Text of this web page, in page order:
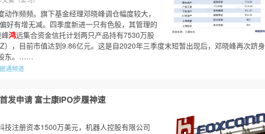
作频频。旗下基金经理邓晓峰调仓幅度较大，
好有增无减。四季度新进一只有色股，其管理的
鸿远集合资金信托计划两只产品持有7530万股
），目前市值达到9.86亿元。这是自2020年三季度末短暂出现后，邓晓峰再次跻身
东。……
通频道
发申请 富士康IPO步履神速
技注册资本1500万美元，机器人控股有限公司